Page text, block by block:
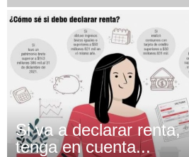
Si va a declarar renta,
tenga en cuenta...